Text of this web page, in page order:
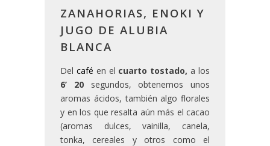
ZANAHORIAS, ENOKI Y
JUGO DE ALUBIA
BLANCA
Del café en el cuarto tostado, a los
6’ 20segundos, obtenemos unos
aromas ácidos, también algo florales
y en los que resalta aún más el cacao
(aromas dulces, vainilla, canela,
tonka, cereales y otros como el